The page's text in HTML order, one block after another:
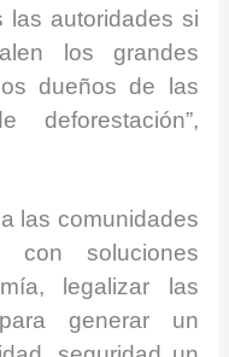
las autoridades si
los grandes
dueños de las
deforestación”,
las comunidades
soluciones
legalizar las
generar un